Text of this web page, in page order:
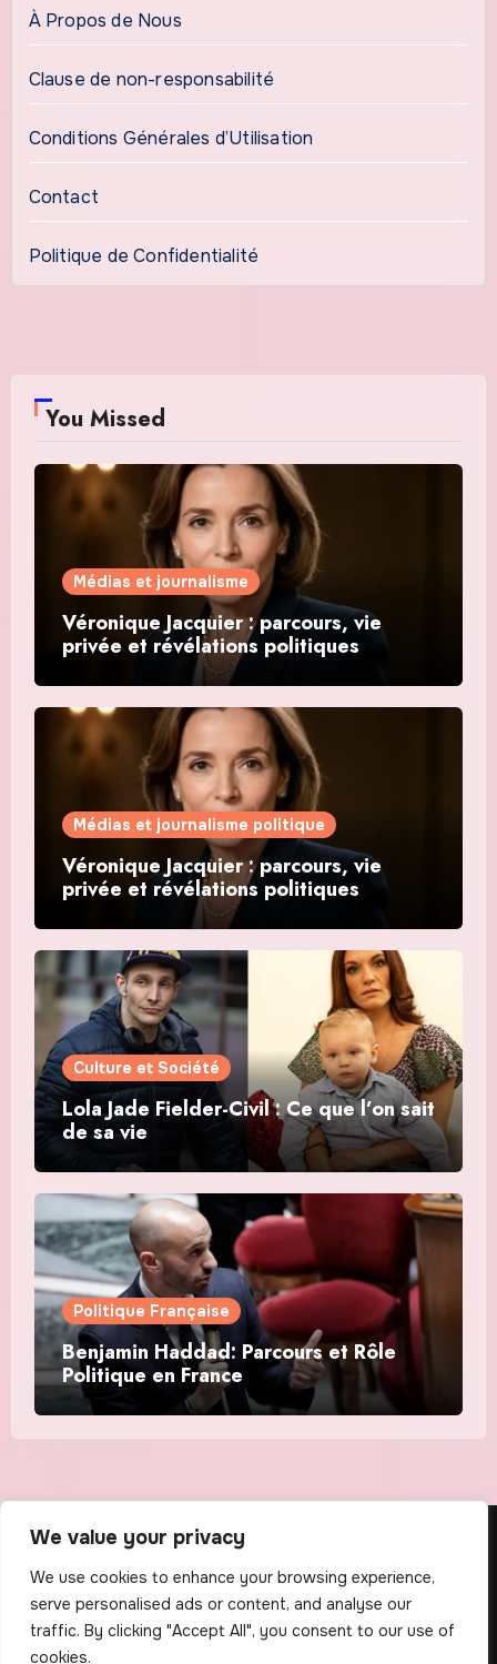
We value your privacy
We use cookies to enhance your browsing experience,
serve personalised ads or content, and analyse our
traffic. By clicking "Accept All", you consent to our use of
cookies.
À Propos de Nous
Clause de non-responsabilité
Conditions Générales d’Utilisation
Contact
Politique de Confidentialité
You Missed
Médias et journalisme
Véronique Jacquier : parcours, vie
privée et révélations politiques
Médias et journalisme politique
Véronique Jacquier : parcours, vie
privée et révélations politiques
Culture et Société
Lola Jade Fielder-Civil : Ce que l’on sait
de sa vie
Politique Française
Benjamin Haddad: Parcours et Rôle
Politique en France
The Scribens